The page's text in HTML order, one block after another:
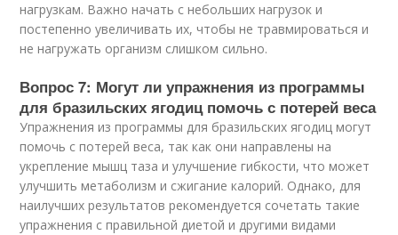
нагрузкам. Важно начать с небольших нагрузок и
постепенно увеличивать их, чтобы не травмироваться и
не нагружать организм слишком сильно.
Вопрос 7: Могут ли упражнения из программы
для бразильских ягодиц помочь с потерей веса
Упражнения из программы для бразильских ягодиц могут
помочь с потерей веса, так как они направлены на
укрепление мышц таза и улучшение гибкости, что может
улучшить метаболизм и сжигание калорий. Однако, для
наилучших результатов рекомендуется сочетать такие
упражнения с правильной диетой и другими видами